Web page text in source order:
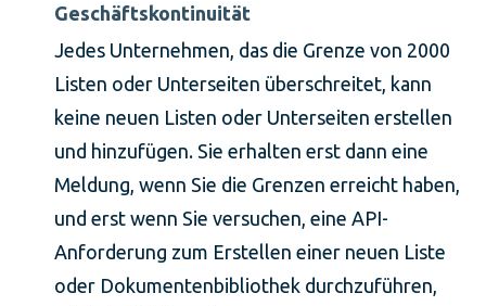
Geschäftskontinuität
Jedes Unternehmen, das die Grenze von 2000
Listen oder Unterseiten überschreitet, kann
keine neuen Listen oder Unterseiten erstellen
und hinzufügen. Sie erhalten erst dann eine
Meldung, wenn Sie die Grenzen erreicht haben,
und erst wenn Sie versuchen, eine API-
Anforderung zum Erstellen einer neuen Liste
oder Dokumentenbibliothek durchzuführen,